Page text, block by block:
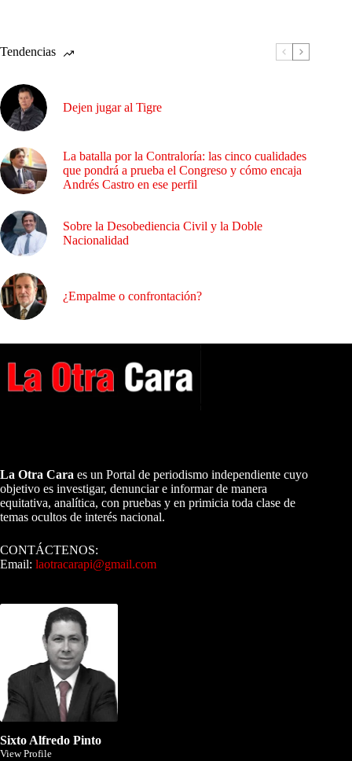
Tendencias
Dejen jugar al Tigre
La batalla por la Contraloría: las cinco cualidades
que pondrá a prueba el Congreso y cómo encaja
Andrés Castro en ese perfil
Sobre la Desobediencia Civil y la Doble
Nacionalidad
¿Empalme o confrontación?
La Otra Cara es un Portal de periodismo independiente cuyo
objetivo es investigar, denunciar e informar de manera
equitativa, analítica, con pruebas y en primicia toda clase de
temas ocultos de interés nacional.
CONTÁCTENOS:
Email: laotracarapi@gmail.com
Sixto Alfredo Pinto
View Profile